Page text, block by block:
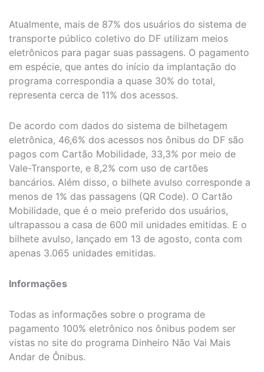
Atualmente, mais de 87% dos usuários do sistema de
transporte público coletivo do DF utilizam meios
eletrônicos para pagar suas passagens. O pagamento
em espécie, que antes do início da implantação do
programa correspondia a quase 30% do total,
representa cerca de 11% dos acessos.
De acordo com dados do sistema de bilhetagem
eletrônica, 46,6% dos acessos nos ônibus do DF são
pagos com Cartão Mobilidade, 33,3% por meio de
Vale-Transporte, e 8,2% com uso de cartões
bancários. Além disso, o bilhete avulso corresponde a
menos de 1% das passagens (QR Code). O Cartão
Mobilidade, que é o meio preferido dos usuários,
ultrapassou a casa de 600 mil unidades emitidas. E o
bilhete avulso, lançado em 13 de agosto, conta com
apenas 3.065 unidades emitidas.
Informações
Todas as informações sobre o programa de
pagamento 100% eletrônico nos ônibus podem ser
vistas no site do programa Dinheiro Não Vai Mais
Andar de Ônibus.